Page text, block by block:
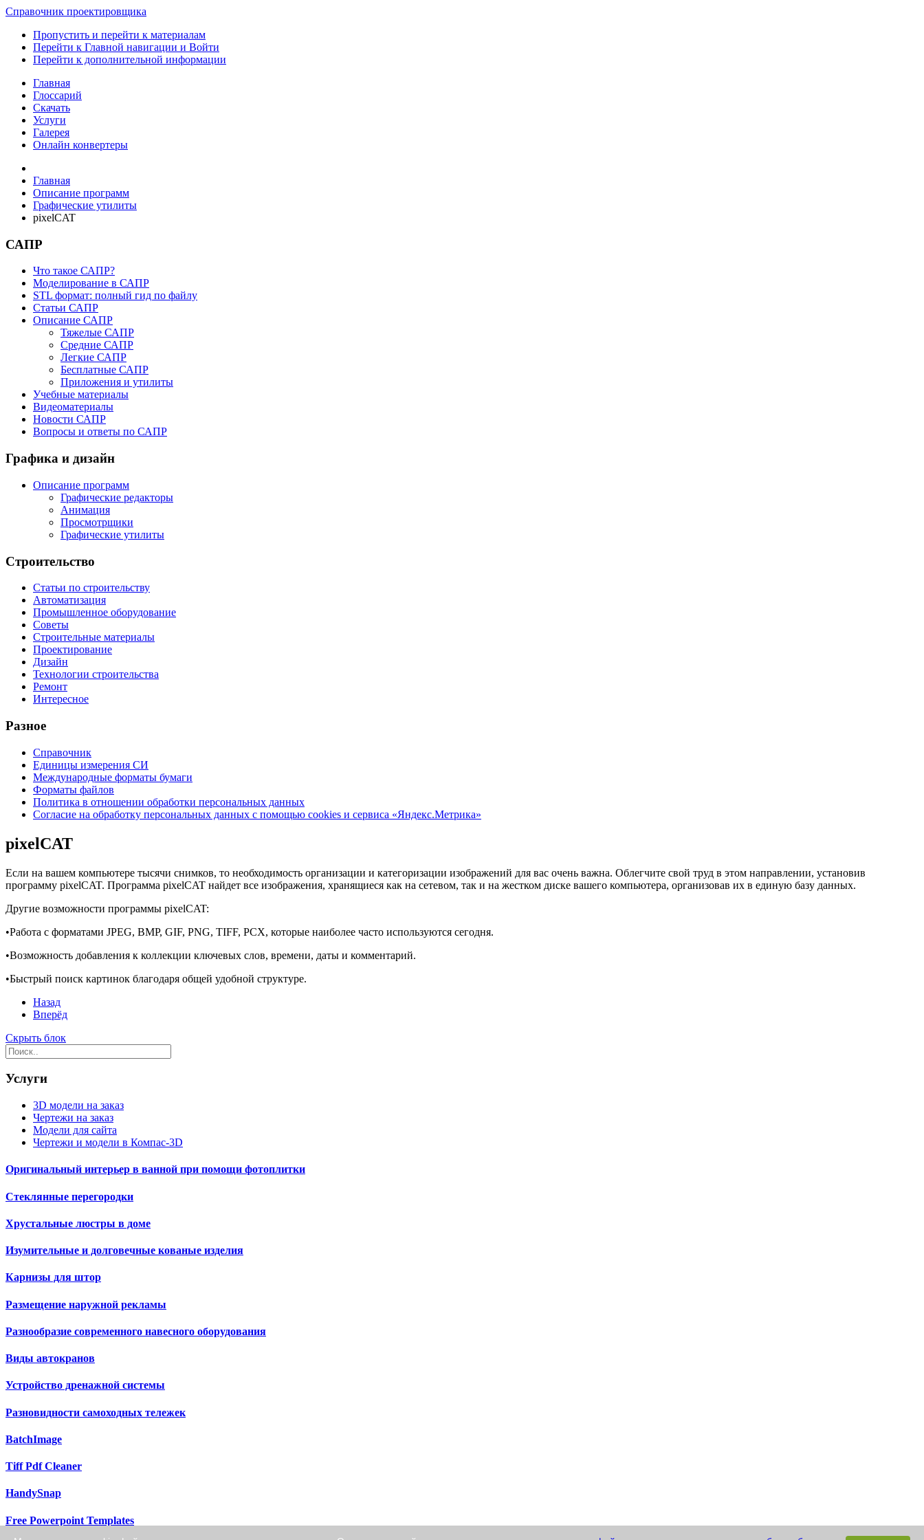
Справочник проектировщика
Пропустить и перейти к материалам
Перейти к Главной навигации и Войти
Перейти к дополнительной информации
Главная
Глоссарий
Скачать
Услуги
Галерея
Онлайн конвертеры
Главная
Описание программ
Графические утилиты
pixelCAT
САПР
Что такое САПР?
Моделирование в САПР
STL формат: полный гид по файлу
Статьи САПР
Описание САПР
Тяжелые САПР
Средние САПР
Легкие САПР
Бесплатные САПР
Приложения и утилиты
Учебные материалы
Видеоматериалы
Новости САПР
Вопросы и ответы по САПР
Графика и дизайн
Описание программ
Графические редакторы
Анимация
Просмотрщики
Графические утилиты
Строительство
Статьи по строительству
Автоматизация
Промышленное оборудование
Советы
Строительные материалы
Проектирование
Дизайн
Технологии строительства
Ремонт
Интересное
Разное
Справочник
Единицы измерения СИ
Международные форматы бумаги
Форматы файлов
Политика в отношении обработки персональных данных
Согласие на обработку персональных данных с помощью cookies и сервиса «Яндекс.Метрика»
pixelCAT
Если на вашем компьютере тысячи снимков, то необходимость организации и категоризации изображений для вас очень важна. Облегчите свой труд в этом направлении, установив
программу pixelCAT. Программа pixelCAT найдет все изображения, хранящиеся как на сетевом, так и на жестком диске вашего компьютера, организовав их в единую базу данных.
Другие возможности программы pixelCAT:
•Работа с форматами JPEG, BMP, GIF, PNG, TIFF, PCX, которые наиболее часто используются сегодня.
•Возможность добавления к коллекции ключевых слов, времени, даты и комментарий.
•Быстрый поиск картинок благодаря общей удобной структуре.
Назад
Вперёд
Скрыть блок
Услуги
3D модели на заказ
Чертежи на заказ
Модели для сайта
Чертежи и модели в Компас-3D
Оригинальный интерьер в ванной при помощи фотоплитки
Стеклянные перегородки
Хрустальные люстры в доме
Изумительные и долговечные кованые изделия
Карнизы для штор
Размещение наружной рекламы
Разнообразие современного навесного оборудования
Виды автокранов
Устройство дренажной системы
Разновидности самоходных тележек
BatchImage
Tiff Pdf Cleaner
HandySnap
Free Powerpoint Templates